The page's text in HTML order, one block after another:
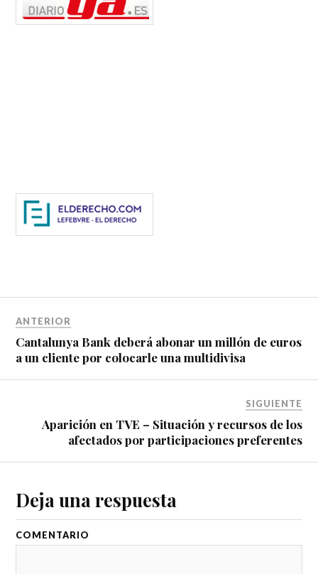
ANTERIOR
Cantalunya Bank deberá abonar un millón de euros
a un cliente por colocarle una multidivisa
SIGUIENTE
Aparición en TVE – Situación y recursos de los
afectados por participaciones preferentes
Deja una respuesta
COMENTARIO